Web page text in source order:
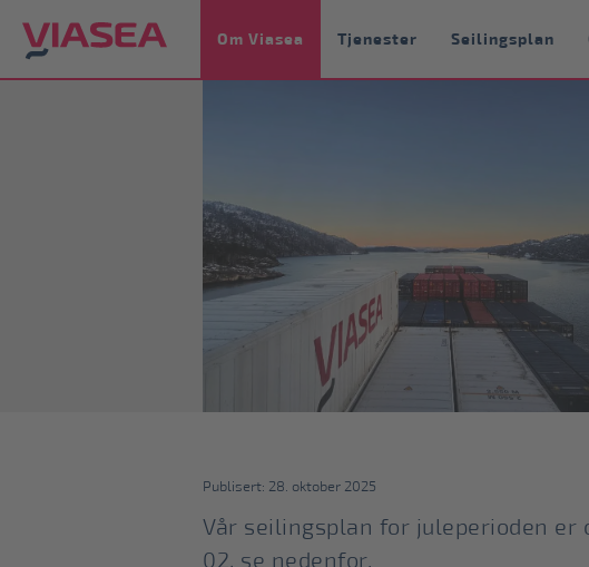
Om Viasea Tjenester Seilingsplan
Publisert: 28. oktober 2025
Vår seilingsplan for juleperioden er
02, se nedenfor.